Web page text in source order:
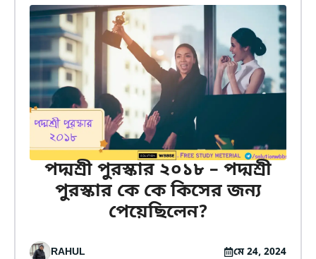
পদ্মশ্রী পুরস্কার ২০১৮ – পদ্মশ্রী
পুরস্কার কে কে কিসের জন্য
পেয়েছিলেন?
RAHUL মে 24, 2024